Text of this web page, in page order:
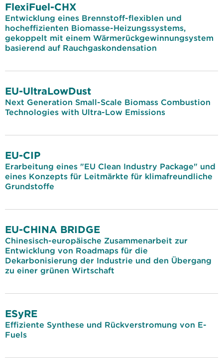
FlexiFuel-CHX
Entwicklung eines Brennstoff-flexiblen und
hocheffizienten Biomasse-Heizungssystems,
gekoppelt mit einem Wärmerückgewinnungsystem
basierend auf Rauchgaskondensation
EU-UltraLowDust
Next Generation Small-Scale Biomass Combustion
Technologies with Ultra-Low Emissions
EU-CIP
Erarbeitung eines "EU Clean Industry Package" und
eines Konzepts für Leitmärkte für klimafreundliche
Grundstoffe
EU-CHINA BRIDGE
Chinesisch-europäische Zusammenarbeit zur
Entwicklung von Roadmaps für die
Dekarbonisierung der Industrie und den Übergang
zu einer grünen Wirtschaft
ESyRE
Effiziente Synthese und Rückverstromung von E-
Fuels